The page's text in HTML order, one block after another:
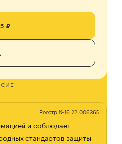
₽
Реестр №16-22-006365
и соблюдает
стандартов защиты